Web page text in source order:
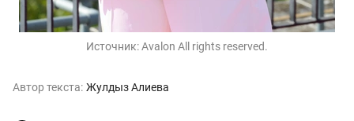
Источник:Avalon All rights reserved.
Автор текста: Жулдыз Алиева